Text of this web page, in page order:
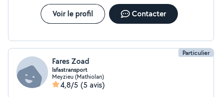
Voir le profil Contacter
Particulier
Fares Zoad
Isfastransport
Meyzieu (Mathiolan)
4,8/5 (5 avis)